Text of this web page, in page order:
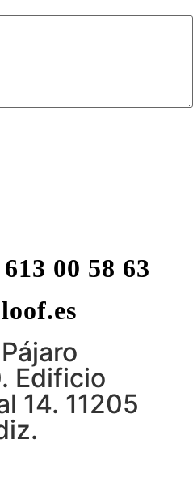
00 58 63
Edificio
14. 11205